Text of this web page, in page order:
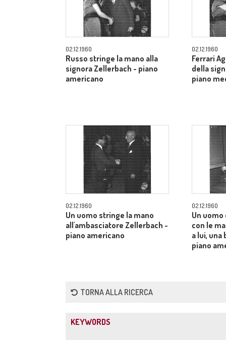
02.12.1960
Russo stringe la mano alla
signora Zellerbach - piano
americano
02.12.1960
Ferrari
della
piano
02.12.1960
Un uomo stringe la mano
all'ambasciatore Zellerbach -
piano americano
02.12.1960
Un
con le
a lui, una
piano
TORNA ALLA RICERCA
KEYWORDS